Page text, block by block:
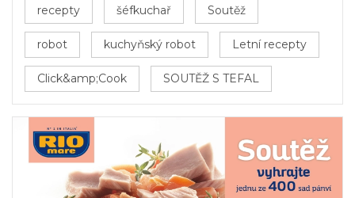
recepty šéfkuchař Soutěž
robot kuchyňský robot Letní recepty
Click&amp;Cook SOUTĚŽ S TEFAL